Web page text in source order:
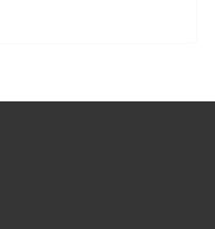
stadsgebruik en
wendbaar en
Corsa
zeer goed.